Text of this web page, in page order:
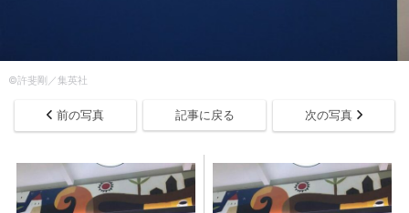
©許斐剛／集英社
前の写真 記事に戻る 次の写真